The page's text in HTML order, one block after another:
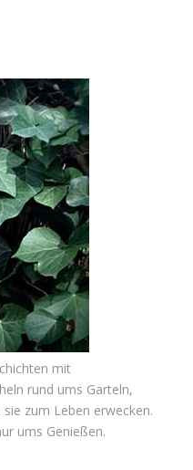
mit
rund ums Garteln,
zum Leben erwecken.
ums Genießen.